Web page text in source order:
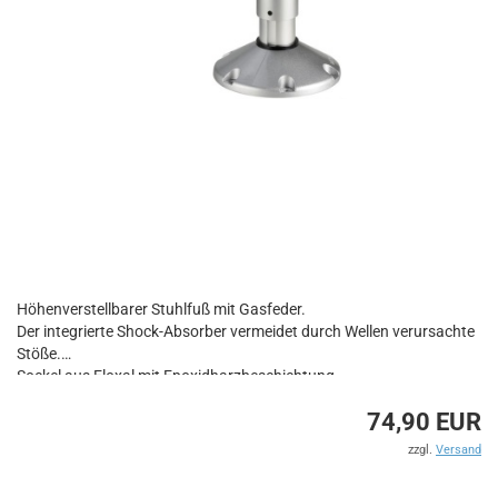
Höhenverstellbarer Stuhlfuß mit Gasfeder.
Der integrierte Shock-Absorber vermeidet durch Wellen verursachte
Stöße.
Sockel aus Eloxal mit Epoxidharzbeschichtung.
74,90 EUR
zzgl. Versand